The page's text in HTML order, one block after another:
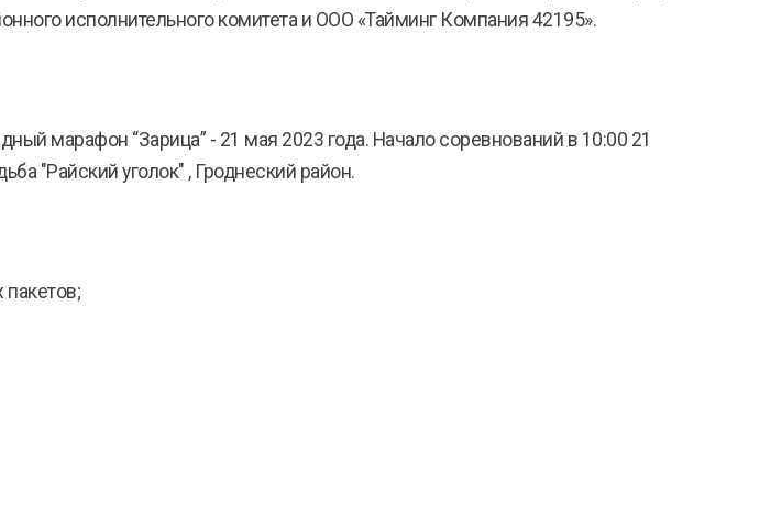
исполнительного комитета и ООО «Тайминг Компания 42195».
марафон “Зарица” - 21 мая 2023 года. Начало соревнований в 10:00 21
"Райский уголок" , Гроднеский район.
пакетов;